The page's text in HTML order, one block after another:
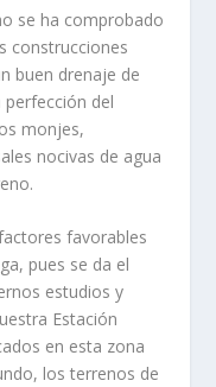
se ha comprobado
construcciones
buen drenaje de
perfección del
monjes,
nocivas de agua
favorables
pues se da el
estudios y
Estación
en esta zona
los terrenos de